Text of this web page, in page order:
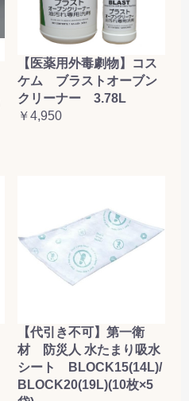
【医薬用外毒劇物】コス
ケム ブラストオーブン
クリーナー 3.78L
￥4,950
【代引き不可】第一衛
材 防災人 水たまり吸水
シート BLOCK15(14L)/
BLOCK20(19L)(10枚×5